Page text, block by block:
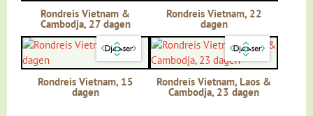
Dag 16 Hanoi
Dag 17 Hanoi - Mai Chau, overnachting paalwoning
Rondreis Vietnam &
Cambodja, 27 dagen
Rondreis Vietnam, 22
dagen
Rondreis Vietnam, 15
dagen
Rondreis Vietnam, Laos &
Cambodja, 23 dagen